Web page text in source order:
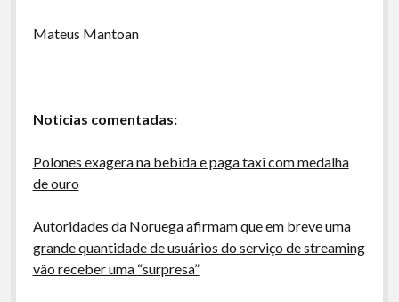
Mateus Mantoan
Noticias comentadas:
Polones exagera na bebida e paga taxi com medalha
de ouro
Autoridades da Noruega afirmam que em breve uma
grande quantidade de usuários do serviço de streaming
vão receber uma “surpresa”